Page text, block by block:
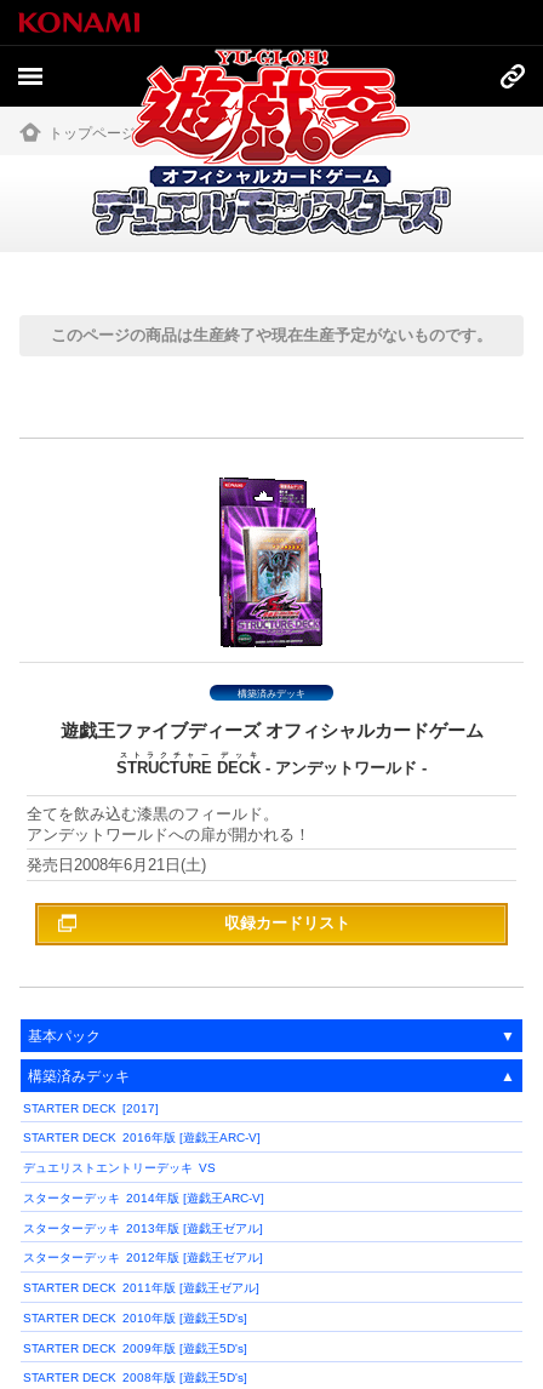
トップページ » 商品情報 » 過去の商品
過去の商品
このページの商品は生産終了や現在生産予定がないものです。
構築済みデッキ
遊戯王ファイブディーズ オフィシャルカードゲーム
STRUCTURE
ストラクチャー
DECK
デッキ
- アンデットワールド -
全てを飲み込む漆黒のフィールド。
アンデットワールドへの扉が開かれる！
2008年6月21日(土)
収録カードリスト
基本パック
構築済みデッキ
STARTER DECK [2017]
STARTER DECK 2016年版 [遊戯王ARC-V]
デュエリストエントリーデッキ VS
スターターデッキ 2014年版 [遊戯王ARC-V]
スターターデッキ 2013年版 [遊戯王ゼアル]
スターターデッキ 2012年版 [遊戯王ゼアル]
STARTER DECK 2011年版 [遊戯王ゼアル]
STARTER DECK 2010年版 [遊戯王5D's]
STARTER DECK 2009年版 [遊戯王5D's]
STARTER DECK 2008年版 [遊戯王5D's]